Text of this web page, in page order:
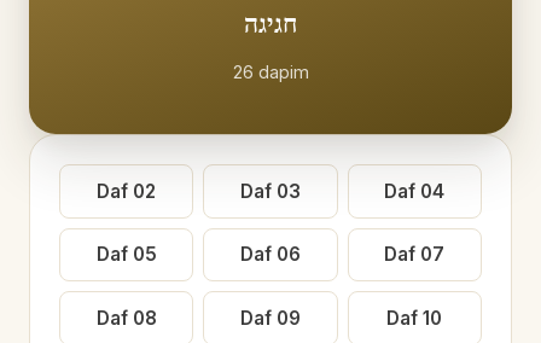
חגיגה
26 dapim
Daf 02 Daf 03 Daf 04
Daf 05 Daf 06 Daf 07
Daf 08 Daf 09 Daf10